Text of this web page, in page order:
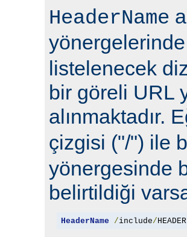
HeaderName
yönergelerinde
listelenecek
bir göreli URL
alınmaktadır.
çizgisi ("/") ile
yönergesinde
belirtildiği
HeaderName /include/ HEADER